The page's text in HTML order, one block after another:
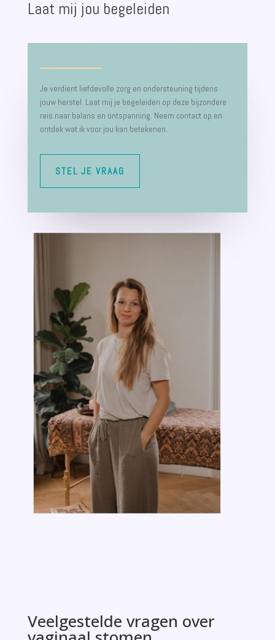
Laat mij jou begeleiden
Je verdient liefdevolle zorg en ondersteuning tijdens
jouw herstel. Laat mij je begeleiden op deze bijzondere
reis naar balans en ontspanning. Neem contact op en
ontdek wat ik voor jou kan betekenen.
STEL JE VRAAG
Veelgestelde vragen over